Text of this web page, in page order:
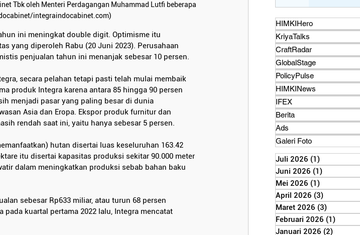
Tbk oleh Menteri Perdagangan Muhammad Lutfi beberapa
integraindocabinet.com)
ini meningkat double digit. Optimisme itu
yang diperoleh Rabu (20 Juni 2023). Perusahaan
penjualan tahun ini menanjak sebesar 10 persen.
secara pelahan tetapi pasti telah mulai membaik
produk Integra karena antara 85 hingga 90 persen
menjadi pasar yang paling besar di dunia
Asia dan Eropa. Ekspor produk furnitur dan
rendah saat ini, yaitu hanya sebesar 5 persen.
hutan disertai luas keseluruhan 163.42
itu disertai kapasitas produksi sekitar 90.000 meter
dalam meningkatkan produksi sebab bahan baku
sebesar Rp633 miliar, atau turun 68 persen
kuartal pertama 2022 lalu, Integra mencatat
6 Apr
HIMKIHero
KriyaTalks
CraftRadar
GlobalStage
PolicyPulse
HIMKINews
IFEX
Berita
Ads
Galeri Foto
Juli 2026 (1)
Juni 2026 (1)
Mei 2026 (1)
April 2026 (3)
Maret 2026 (3)
Februari 2026 (1)
Januari 2026 (2)